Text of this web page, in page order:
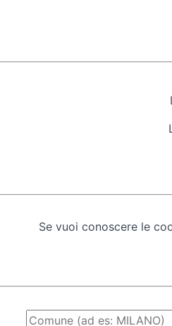
Se vuoi conoscere le